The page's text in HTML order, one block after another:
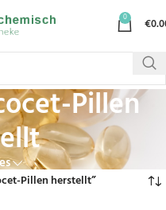
0 €
Pillen
Pillen herstellt”